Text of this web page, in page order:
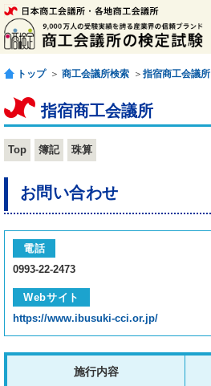
トップ ＞ 商工会議所検索 ＞ 指宿商工会議所
指宿商工会議所
Top 簿記 珠算
お問い合わせ
電話
0993-22-2473
Webサイト
https://www.ibusuki-cci.or.jp/
施行内容